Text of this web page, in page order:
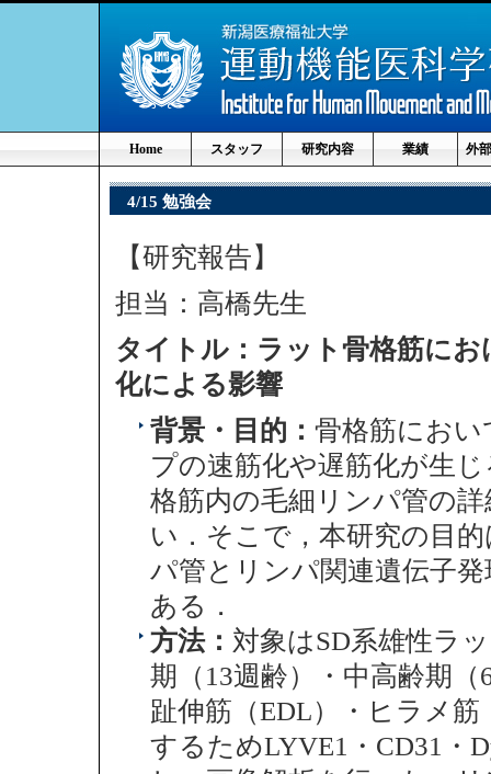
Home スタッフ 研究内容 業績 外
4/15 勉強会
【研究報告】
担当：高橋先生
タイトル： ラット骨格筋に
化による影響
背景・目的： 骨格筋におい
プの速筋化や遅筋化が生
格筋内の毛細リンパ管の
い．そこで，本研究の目
パ管とリンパ関連遺伝子
ある．
方法： 対象はSD系雄性ラ
期（13週齢）・中高齢期
趾伸筋（EDL）・ヒラメ
するためLYVE1・CD31・